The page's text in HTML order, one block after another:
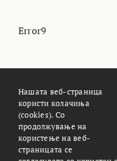
Error9
©
Made with
За
Нашата веб-страница
користи колачиња
(cookies). Со
продолжување на
користење на веб-
страницата се